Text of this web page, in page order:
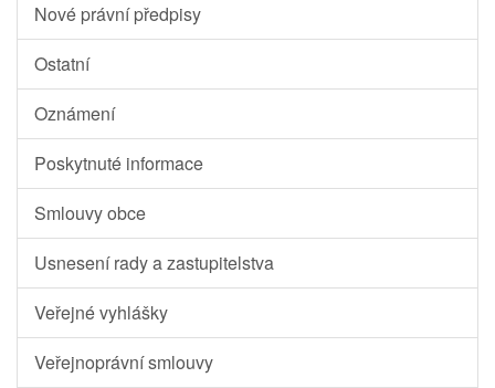
Nové právní předpisy
Ostatní
Oznámení
Poskytnuté informace
Smlouvy obce
Usnesení rady a zastupitelstva
Veřejné vyhlášky
Veřejnoprávní smlouvy